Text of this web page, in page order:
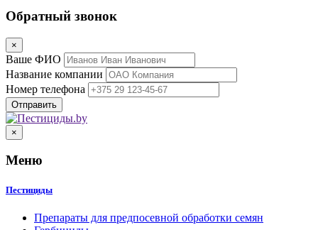
Обратный звонок
×
Ваше ФИО
Название компании
Номер телефона
×
Меню
Пестициды
Препараты для предпосевной обработки семян